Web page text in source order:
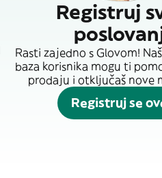
Registruj
Rasti zajedno s Glovom!
baza korisnika mogu ti
prodaju i otključaš nove
Registruj se